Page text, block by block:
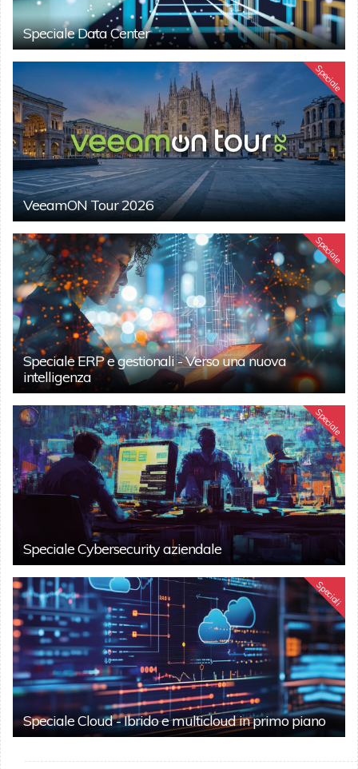
Speciale Data Center
Speciale
VeeamON Tour 2026
Speciale
Speciale ERP e gestionali - Verso una nuova
intelligenza
Speciale
Speciale Cybersecurity aziendale
Speciali
Speciale Cloud - Ibrido e multicloud in primo piano